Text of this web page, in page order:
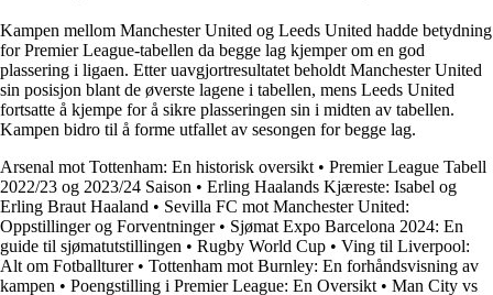
Kampen mellom Manchester United og Leeds United hadde betydning
for Premier League-tabellen da begge lag kjemper om en god
plassering i ligaen. Etter uavgjortresultatet beholdt Manchester United
sin posisjon blant de øverste lagene i tabellen, mens Leeds United
fortsatte å kjempe for å sikre plasseringen sin i midten av tabellen.
Kampen bidro til å forme utfallet av sesongen for begge lag.
Arsenal mot Tottenham: En historisk oversikt • Premier League Tabell
2022/23 og 2023/24 Saison • Erling Haalands Kjæreste: Isabel og
Erling Braut Haaland • Sevilla FC mot Manchester United:
Oppstillinger og Forventninger• Sjømat Expo Barcelona 2024: En
guide til sjømatutstillingen • Rugby World Cup • Ving til Liverpool:
Alt om Fotballturer• Tottenham mot Burnley: En forhåndsvisning av
kampen • Poengstilling i Premier League: En Oversikt • Man City vs